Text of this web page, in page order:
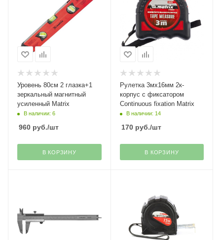
Уровень 80см 2 глазка+1
зеркальный магнитный
усиленный Matrix
В наличии: 6
960 руб./шт
В КОРЗИНУ
Рулетка 3мх16мм 2к-
корпус с фиксатором
Continuous fixation Matrix
В наличии: 14
170руб./шт
В КОРЗИНУ